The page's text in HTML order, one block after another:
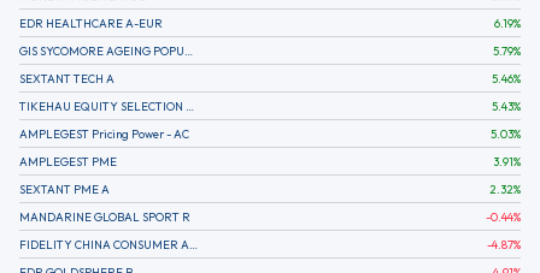
EDR HEALTHCARE A-EUR
6.19%
5.79%
SEXTANT TECH A
5.46%
5.43%
AMPLEGEST Pricing Power - AC
5.03%
AMPLEGEST PME
3.91%
SEXTANT PME A
2.32%
MANDARINE GLOBAL SPORT R
-0.44%
-4.87%